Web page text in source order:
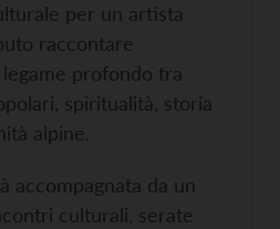
per un artista
raccontare
profondo tra
spiritualità, storia
alpine.
accompagnata da un
culturali, serate